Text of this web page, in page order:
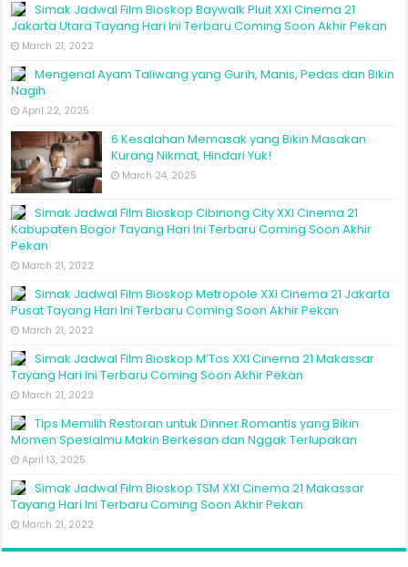
Simak Jadwal Film Bioskop Baywalk Pluit XXI Cinema 21
Jakarta Utara Tayang Hari Ini Terbaru Coming Soon Akhir Pekan
March 21, 2022
Mengenal Ayam Taliwang yang Gurih, Manis, Pedas dan Bikin
Nagih
April 22, 2025
6 Kesalahan Memasak yang Bikin Masakan
Kurang Nikmat, Hindari Yuk!
March 24, 2025
Simak Jadwal Film Bioskop Cibinong City XXI Cinema 21
Kabupaten Bogor Tayang Hari Ini Terbaru Coming Soon Akhir
Pekan
March 21, 2022
Simak Jadwal Film Bioskop Metropole XXI Cinema 21 Jakarta
Pusat Tayang Hari Ini Terbaru Coming Soon Akhir Pekan
March 21, 2022
Simak Jadwal Film Bioskop M’Tos XXI Cinema 21 Makassar
Tayang Hari Ini Terbaru Coming Soon Akhir Pekan
March 21, 2022
Tips Memilih Restoran untuk Dinner Romantis yang Bikin
Momen Spesialmu Makin Berkesan dan Nggak Terlupakan
April 13, 2025
Simak Jadwal Film Bioskop TSM XXI Cinema 21 Makassar
Tayang Hari Ini Terbaru Coming Soon Akhir Pekan
March 21, 2022